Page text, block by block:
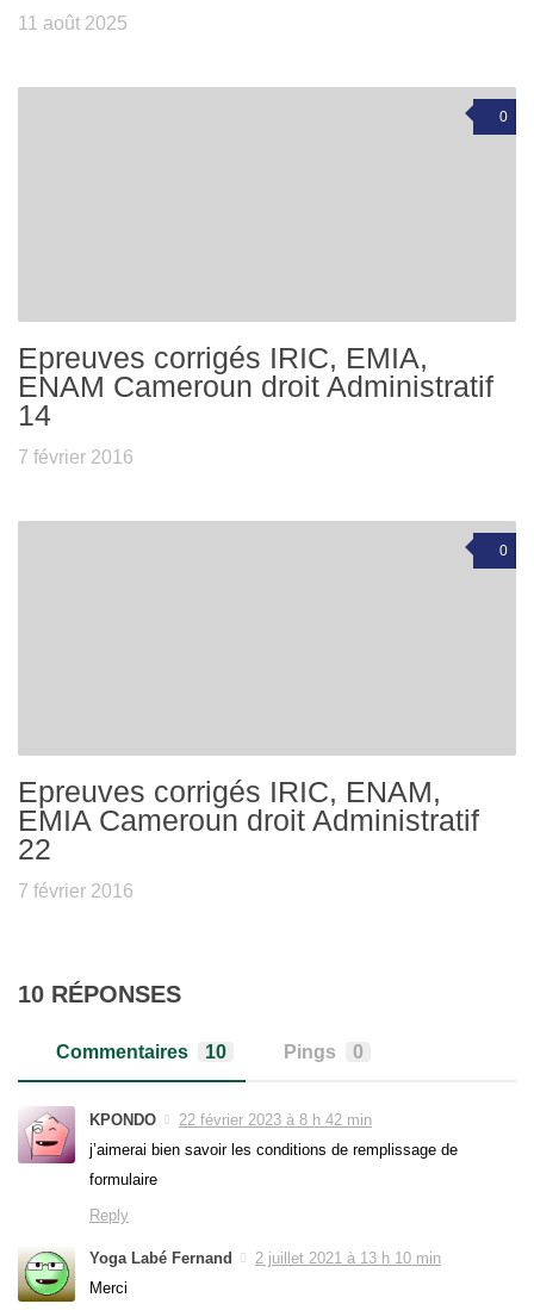
11 août 2025
0
Epreuves corrigés IRIC, EMIA,
ENAM Cameroun droit Administratif
14
7 février 2016
0
Epreuves corrigés IRIC, ENAM,
EMIA Cameroun droit Administratif
22
7 février 2016
10 RÉPONSES
Commentaires 10 Pings 0
KPONDO
22 février 2023 à 8 h 42 min
j’aimerai bien savoir les conditions de remplissage de
formulaire
Reply
Yoga Labé Fernand
2 juillet 2021 à 13 h 10 min
Merci